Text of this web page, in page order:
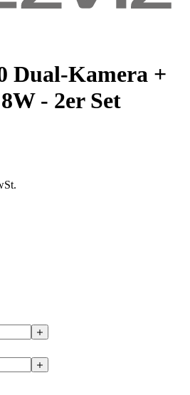
Dual-Kamera +
- 2er Set